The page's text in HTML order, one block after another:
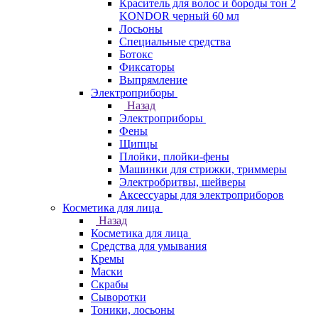
Краситель для волос и бороды тон 2
KONDOR черный 60 мл
Лосьоны
Специальные средства
Ботокс
Фиксаторы
Выпрямление
Электроприборы
Назад
Электроприборы
Фены
Щипцы
Плойки, плойки-фены
Машинки для стрижки, триммеры
Электробритвы, шейверы
Аксессуары для электроприборов
Косметика для лица
Назад
Косметика для лица
Средства для умывания
Кремы
Маски
Скрабы
Сыворотки
Тоники, лосьоны